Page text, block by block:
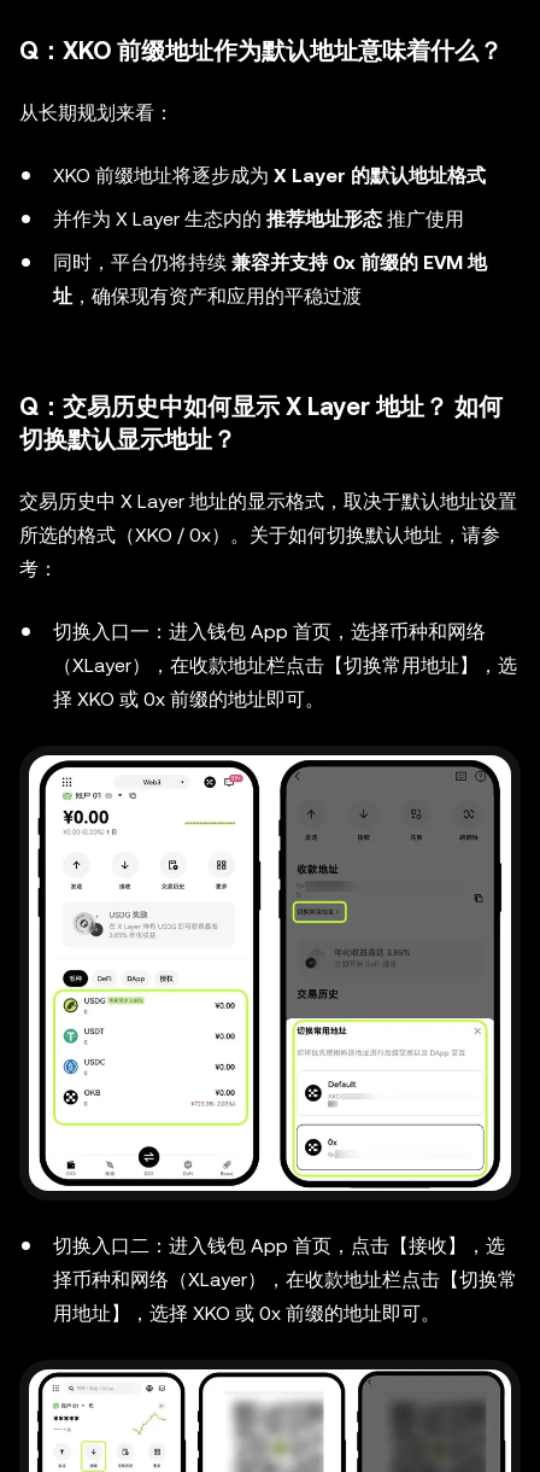
Q：XKO 前缀地址作为默认地址意味着什么？
从长期规划来看：
XKO 前缀地址将逐步成为 X Layer 的默认地址格式
并作为 X Layer 生态内的 推荐地址形态 推广使用
同时，平台仍将持续 兼容并支持 0x 前缀的 EVM 地
址 ，确保现有资产和应用的平稳过渡
Q：交易历史中如何显示 X Layer 地址？ 如何
切换默认显示地址？
交易历史中 X Layer 地址的显示格式，取决于默认地址设置
所选的格式（XKO / 0x）。关于如何切换默认地址，请参
考：
切换入口一：进入钱包 App 首页，选择币种和网络
（XLayer），在收款地址栏点击【切换常用地址】，选
择 XKO 或 0x 前缀的地址即可。
切换入口二：进入钱包 App 首页，点击【接收】，选
择币种和网络（XLayer），在收款地址栏点击【切换常
用地址】，选择 XKO 或 0x 前缀的地址即可。